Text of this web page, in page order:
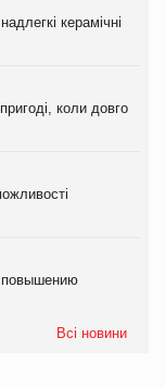
керамічні
коли довго
повышению
Всі новини